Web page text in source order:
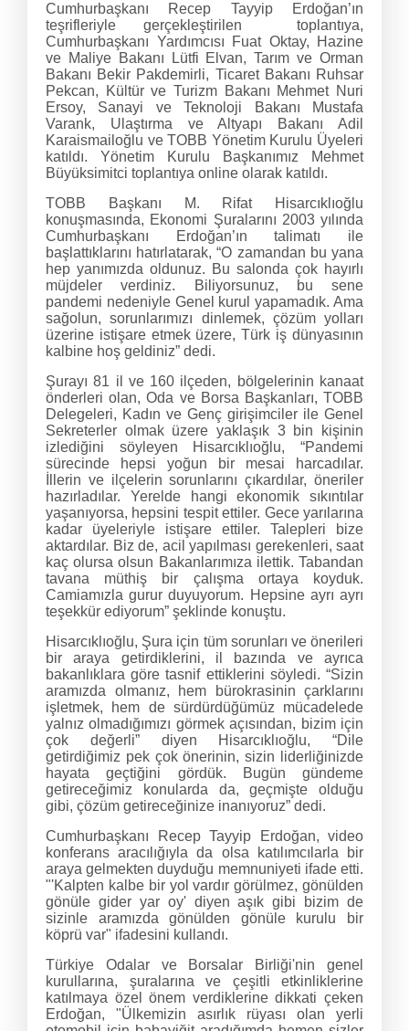
Cumhurbaşkanı Recep Tayyip Erdoğan’ın
teşrifleriyle gerçekleştirilen toplantıya,
Cumhurbaşkanı Yardımcısı Fuat Oktay, Hazine
ve Maliye Bakanı Lütfi Elvan, Tarım ve Orman
Bakanı Bekir Pakdemirli, Ticaret Bakanı Ruhsar
Pekcan, Kültür ve Turizm Bakanı Mehmet Nuri
Ersoy, Sanayi ve Teknoloji Bakanı Mustafa
Varank, Ulaştırma ve Altyapı Bakanı Adil
Karaismailoğlu ve TOBB Yönetim Kurulu Üyeleri
katıldı. Yönetim Kurulu Başkanımız Mehmet
Büyüksimitci toplantıya online olarak katıldı.
TOBB Başkanı M. Rifat Hisarcıklıoğlu
konuşmasında, Ekonomi Şuralarını 2003 yılında
Cumhurbaşkanı Erdoğan’ın talimatı ile
başlattıklarını hatırlatarak, “O zamandan bu yana
hep yanımızda oldunuz. Bu salonda çok hayırlı
müjdeler verdiniz. Biliyorsunuz, bu sene
pandemi nedeniyle Genel kurul yapamadık. Ama
sağolun, sorunlarımızı dinlemek, çözüm yolları
üzerine istişare etmek üzere, Türk iş dünyasının
kalbine hoş geldiniz” dedi.
Şurayı 81 il ve 160 ilçeden, bölgelerinin kanaat
önderleri olan, Oda ve Borsa Başkanları, TOBB
Delegeleri, Kadın ve Genç girişimciler ile Genel
Sekreterler olmak üzere yaklaşık 3 bin kişinin
izlediğini söyleyen Hisarcıklıoğlu, “Pandemi
sürecinde hepsi yoğun bir mesai harcadılar.
İllerin ve ilçelerin sorunlarını çıkardılar, öneriler
hazırladılar. Yerelde hangi ekonomik sıkıntılar
yaşanıyorsa, hepsini tespit ettiler. Gece yarılarına
kadar üyeleriyle istişare ettiler. Talepleri bize
aktardılar. Biz de, acil yapılması gerekenleri, saat
kaç olursa olsun Bakanlarımıza ilettik. Tabandan
tavana müthiş bir çalışma ortaya koyduk.
Camiamızla gurur duyuyorum. Hepsine ayrı ayrı
teşekkür ediyorum” şeklinde konuştu.
Hisarcıklıoğlu, Şura için tüm sorunları ve önerileri
bir araya getirdiklerini, il bazında ve ayrıca
bakanlıklara göre tasnif ettiklerini söyledi. “Sizin
aramızda olmanız, hem bürokrasinin çarklarını
işletmek, hem de sürdürdüğümüz mücadelede
yalnız olmadığımızı görmek açısından, bizim için
çok değerli” diyen Hisarcıklıoğlu, “Dile
getirdiğimiz pek çok önerinin, sizin liderliğinizde
hayata geçtiğini gördük. Bugün gündeme
getireceğimiz konularda da, geçmişte olduğu
gibi, çözüm getireceğinize inanıyoruz” dedi.
Cumhurbaşkanı Recep Tayyip Erdoğan, video
konferans aracılığıyla da olsa katılımcılarla bir
araya gelmekten duyduğu memnuniyeti ifade etti.
"'Kalpten kalbe bir yol vardır görülmez, gönülden
gönüle gider yar oy' diyen aşık gibi bizim de
sizinle aramızda gönülden gönüle kurulu bir
köprü var" ifadesini kullandı.
Türkiye Odalar ve Borsalar Birliği'nin genel
kurullarına, şuralarına ve çeşitli etkinliklerine
katılmaya özel önem verdiklerine dikkati çeken
Erdoğan, "Ülkemizin asırlık rüyası olan yerli